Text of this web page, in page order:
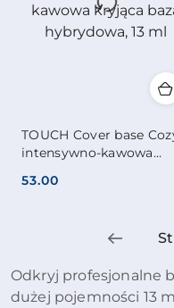
TOUCH Cover base
intensywno-kawowa
13 ml
Cena:
53.00
Odkryj profesjonalne
dużej pojemności 13